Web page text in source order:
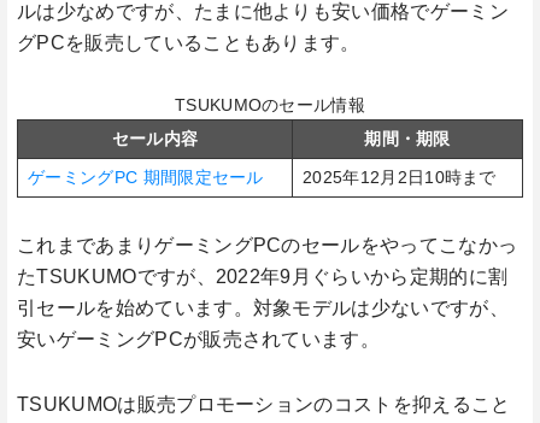
ルは少なめですが、たまに他よりも安い価格でゲーミン
グPCを販売していることもあります。
TSUKUMOのセール情報
セール内容
期間・期限
ゲーミングPC 期間限定セール
2025年12月2日10時まで
これまであまりゲーミングPCのセールをやってこなかっ
たTSUKUMOですが、2022年9月ぐらいから定期的に割
引セールを始めています。対象モデルは少ないですが、
安いゲーミングPCが販売されています。
TSUKUMOは販売プロモーションのコストを抑えること